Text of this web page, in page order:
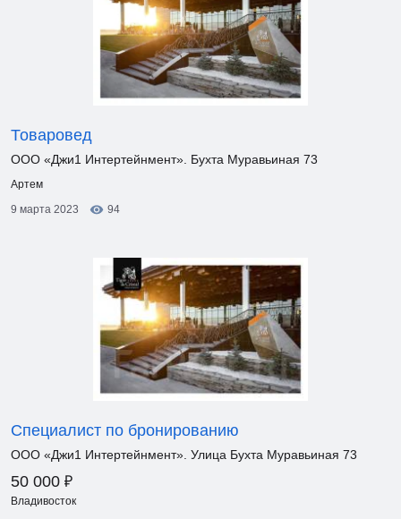
Товаровед
ООО «Джи1 Интертейнмент». Бухта Муравьиная 73
Артем
9 марта 2023
94
Специалист по бронированию
ООО «Джи1 Интертейнмент». Улица Бухта Муравьиная 73
50 000 ₽
Владивосток